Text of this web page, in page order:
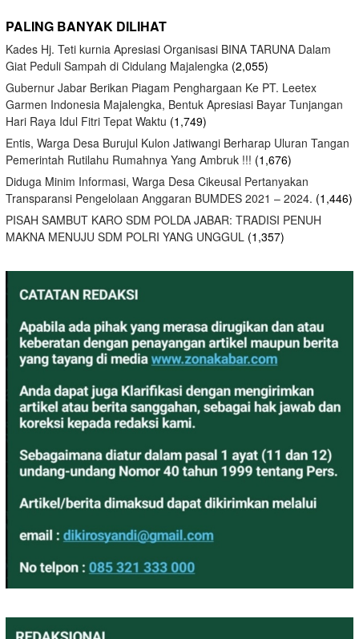
PALING BANYAK DILIHAT
Kades Hj. Teti kurnia Apresiasi Organisasi BINA TARUNA Dalam
Giat Peduli Sampah di Cidulang Majalengka (2,055)
Gubernur Jabar Berikan Piagam Penghargaan Ke PT. Leetex
Garmen Indonesia Majalengka, Bentuk Apresiasi Bayar Tunjangan
Hari Raya Idul Fitri Tepat Waktu (1,749)
Entis, Warga Desa Burujul Kulon Jatiwangi Berharap Uluran Tangan
Pemerintah Rutilahu Rumahnya Yang Ambruk !!! (1,676)
Diduga Minim Informasi, Warga Desa Cikeusal Pertanyakan
Transparansi Pengelolaan Anggaran BUMDES 2021 – 2024. (1,446)
PISAH SAMBUT KARO SDM POLDA JABAR: TRADISI PENUH
MAKNA MENUJU SDM POLRI YANG UNGGUL (1,357)